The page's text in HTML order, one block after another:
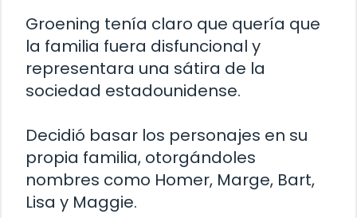
Groening tenía claro que quería que
la familia fuera disfuncional y
representara una sátira de la
sociedad estadounidense.
Decidió basar los personajes en su
propia familia, otorgándoles
nombres como Homer, Marge, Bart,
Lisa y Maggie.